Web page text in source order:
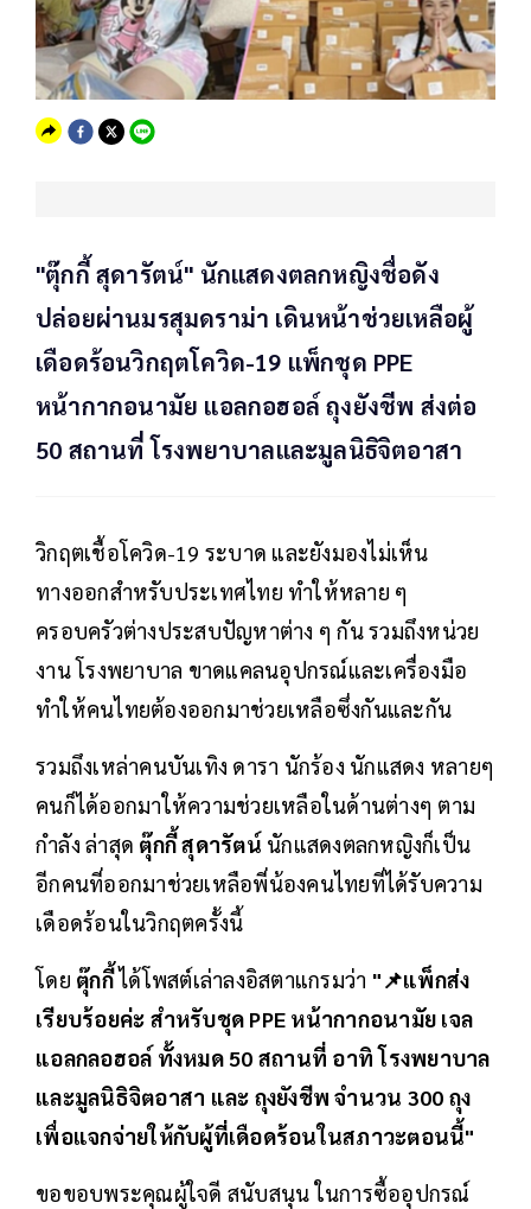
"ตุ๊กกี้ สุดารัตน์" นักแสดงตลกหญิงชื่อดัง
ปล่อยผ่านมรสุมดราม่า เดินหน้าช่วยเหลือผู้
เดือดร้อนวิกฤตโควิด-19 แพ็กชุด PPE
หน้ากากอนามัย แอลกอฮอล์ ถุงยังชีพ ส่งต่อ
50 สถานที่ โรงพยาบาลและมูลนิธิจิตอาสา
วิกฤตเชื้อโควิด-19 ระบาด และยังมองไม่เห็น
ทางออกสำหรับประเทศไทย ทำให้หลาย ๆ
ครอบครัวต่างประสบปัญหาต่าง ๆ กัน รวมถึงหน่วย
งาน โรงพยาบาล ขาดแคลนอุปกรณ์และเครื่องมือ
ทำให้คนไทยต้องออกมาช่วยเหลือซึ่งกันและกัน
รวมถึงเหล่าคนบันเทิง ดารา นักร้อง นักแสดง หลายๆ
คนก็ได้ออกมาให้ความช่วยเหลือในด้านต่างๆ ตาม
กำลัง ล่าสุด ตุ๊กกี้ สุดารัตน์ นักแสดงตลกหญิงก็เป็น
อีกคนที่ออกมาช่วยเหลือพี่น้องคนไทยที่ได้รับความ
เดือดร้อนในวิกฤตครั้งนี้
โดย ตุ๊กกี้ได้โพสต์เล่าลงอิสตาแกรมว่า "📌แพ็กส่ง
เรียบร้อยค่ะ สำหรับชุด PPE หน้ากากอนามัย เจล
แอลกลอฮอล์ ทั้งหมด 50 สถานที่ อาทิ โรงพยาบาล
และมูลนิธิจิตอาสา และ ถุงยังชีพ จำนวน 300 ถุง
เพื่อแจกจ่ายให้กับผู้ที่เดือดร้อนในสภาวะตอนนี้"
ขอขอบพระคุณผู้ใจดี สนับสนุน ในการซื้ออุปกรณ์